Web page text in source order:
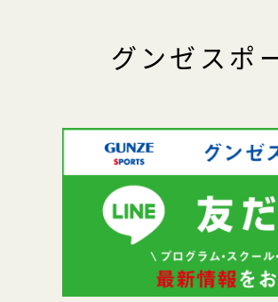
グンゼスポ